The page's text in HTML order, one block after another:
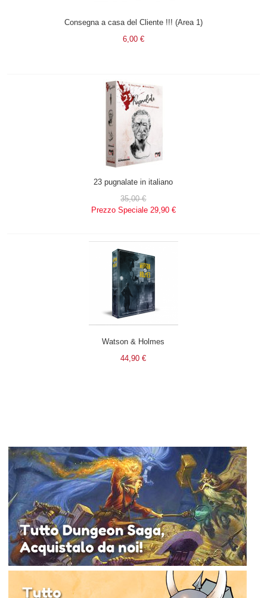
Consegna a casa del Cliente !!! (Area 1)
6,00 €
23 pugnalate in italiano
35,00 €
Prezzo Speciale 29,90 €
Watson & Holmes
44,90 €